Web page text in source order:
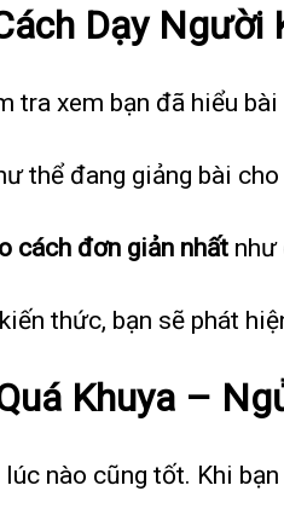
Dạy Người
tra xem bạn đã hiểu
thể đang giảng bài
cách đơn giản nhất như
thức, bạn sẽ phát
Khuya –
nào cũng tốt. Khi